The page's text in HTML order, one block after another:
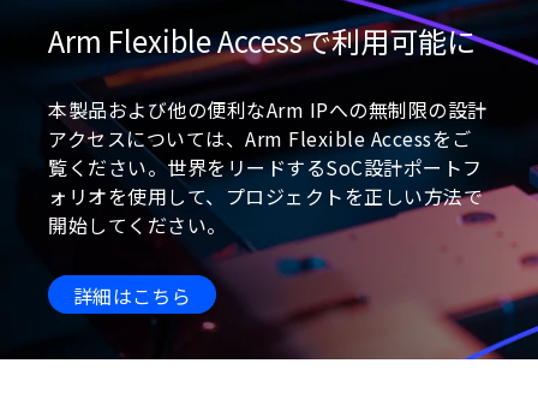
Arm Flexible Accessで利用可能に
本製品および他の便利なArm IPへの無制限の設計
アクセスについては、Arm Flexible Accessをご
覧ください。世界をリードするSoC設計ポートフ
ォリオを使用して、プロジェクトを正しい方法で
開始してください。
詳細はこちら